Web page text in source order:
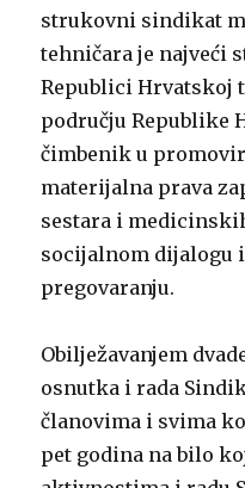
strukovni sindikat
tehničara je najveći
Republici Hrvatskoj
području Republike
čimbenik u
materijalna prava
sestara i
socijalnom dijalogu
pregovaranju.
Obilježavanjem
osnutka i rada
članovima i svima
pet godina na bilo